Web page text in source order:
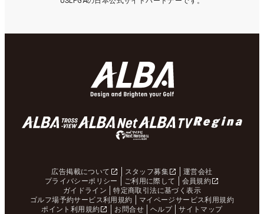
広告掲載について スタッフ募集
運営会社
プライバシーポリシー
ご利用に際して
会員規約
ガイドライン
特定商取引法に基づく表示
ゴルフ場予約サービス利用規約
マイページサービス利用規約
ポイント利用規約
お問合せ ヘルプ サイトマップ